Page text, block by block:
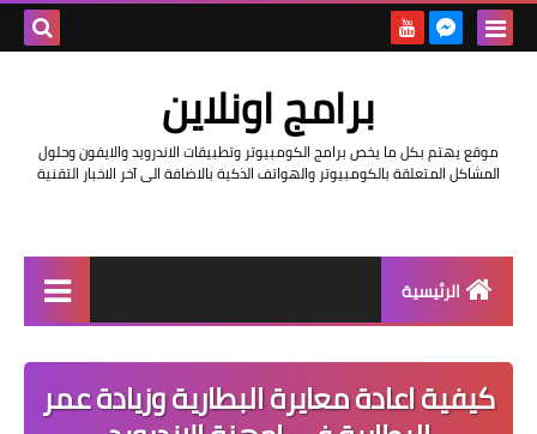
برامج اونلاين
موقع يهتم بكل ما يخص برامج الكومبيوتر وتطبيقات الاندرويد والايفون وحلول
المشاكل المتعلقة بالكومبيوتر والهواتف الذكية بالاضافة الى آخر الاخبار التقنية
الرئيسية
مراجعات
كيفية اعادة معايرة البطارية وزيادة عمر